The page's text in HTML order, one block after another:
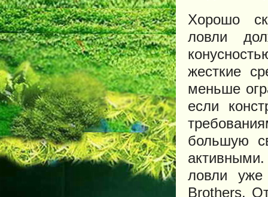
Хорошо
ловли
жесткие
меньше
если
большую
ловли
Brothers.